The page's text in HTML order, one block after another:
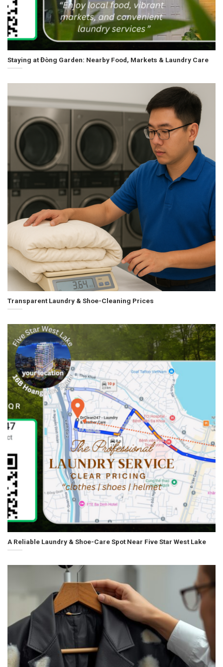
Staying at Đòng Garden: Nearby Food, Markets & Laundry Care
Transparent Laundry & Shoe-Cleaning Prices
A Reliable Laundry & Shoe-Care Spot Near Five Star West Lake